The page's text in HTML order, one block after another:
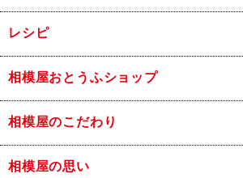
レシピ
相模屋おとうふショップ
相模屋のこだわり
相模屋の思い